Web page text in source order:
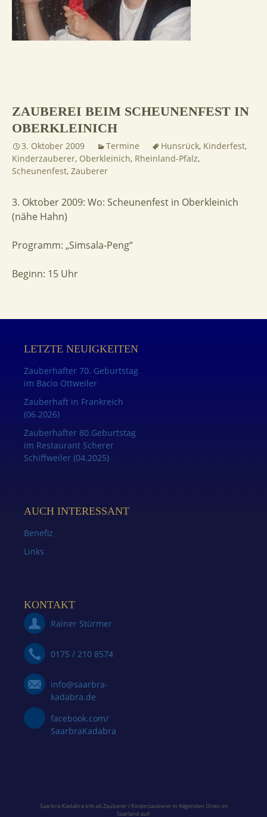
ZAUBEREI BEIM SCHEUNENFEST IN
OBERKLEINICH
3. Oktober 2009 Termine Hunsrück, Kinderfest,
Kinderzauberer, Oberkleinich, Rheinland-Pfalz,
Scheunenfest, Zauberer
3. Oktober 2009: Wo: Scheunenfest in Oberkleinich
(nähe Hahn)
Programm: „Simsala-Peng“
Beginn: 15 Uhr
LETZTE NEUIGKEITEN
Zauberhafter 70. Geburtstag
im Bacio Ottweiler
Zauberhaft in Frankreich
(06.2026)
Zauberhafter 80.Geburtstag
im Restaurant Scherer
Schiffweiler (04.2025)
AUCH INTERESSANT
Benefiz
Links
KONTAKT
Rainer Stürmer
0175 / 210 8574
info@saarbra-
kadabra.de
facebook.com/
SaarbraKadabra
Saarbra-Kadabra tritt als Zauberer / Kinderzauberer in folgenden Orten im
Saarland auf: